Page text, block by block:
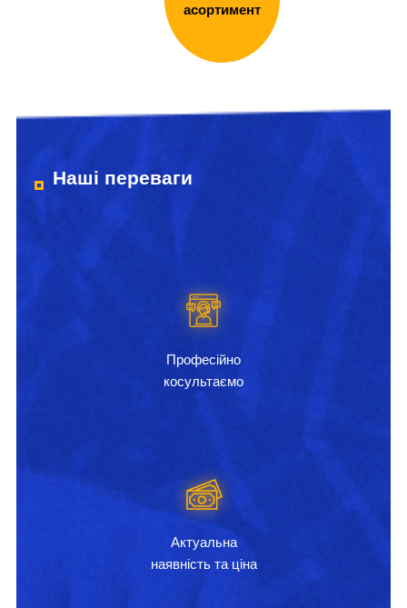
асортимент
Наші переваги
Професійно
косультаємо
Актуальна
наявність та ціна